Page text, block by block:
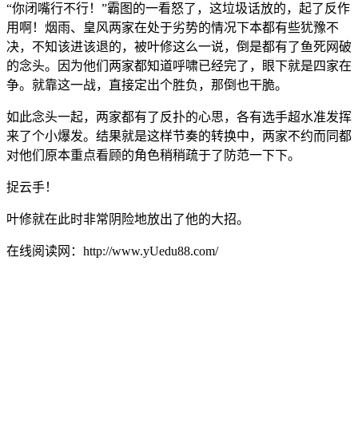
“你闭嘴行不行！”霸图的一看怒了，这垃圾话放的，起了反作
用啊！烟雨、皇风两家在处于劣势的情况下本都有些犹豫不
决，不知该进该退的，被叶修这么一说，倒是都有了鱼死网破
的念头。因为他们两家都知道呼啸已经完了，眼下就是四家在
争。就靠这一战，直接定出个胜负，那倒也干脆。
如此念头一起，两家都有了反扑的心思，各有选手超水准发挥
来了个小爆发。结果就是这样节奏的转换中，两家不约而同都
对他们原本重点看顾的角色稍稍疏于了防范一下下。
捉云手！
叶修就在此时非常阴险地放出了他的大招。
在线阅读网：http://www.yUedu88.com/